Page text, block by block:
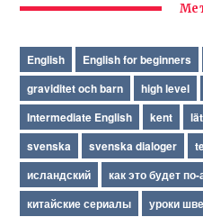
English English for beginners
graviditet och barn
high level
Intermediate English
kent
svenska
svenska dialoger
исландский
как это будет
китайские сериалы
уроки